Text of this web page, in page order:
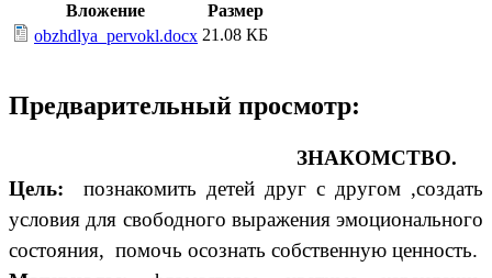
Вложение
Размер
obzhdlya_pervokl.docx 21.08 КБ
Предварительный просмотр:
ЗНАКОМСТВО.
Цель: познакомить детей друг с другом ,создать
условия для свободного выражения эмоционального
состояния, помочь осознать собственную ценность.